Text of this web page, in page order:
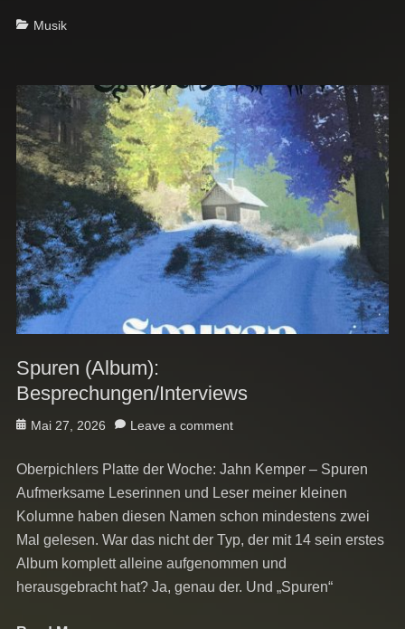
Categories
Musik
Spuren (Album):
Besprechungen/Interviews
Posted
Mai 27, 2026 Leave a comment
Oberpichlers Platte der Woche: Jahn Kemper – Spuren
Aufmerksame Leserinnen und Leser meiner kleinen
Kolumne haben diesen Namen schon mindestens zwei
Mal gelesen. War das nicht der Typ, der mit 14 sein erstes
Album komplett alleine aufgenommen und
herausgebracht hat? Ja, genau der. Und „Spuren“